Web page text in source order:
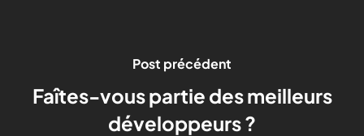
Post précédent
Faîtes-vous partie des meilleurs
développeurs ?